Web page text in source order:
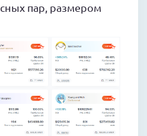
пар, размером